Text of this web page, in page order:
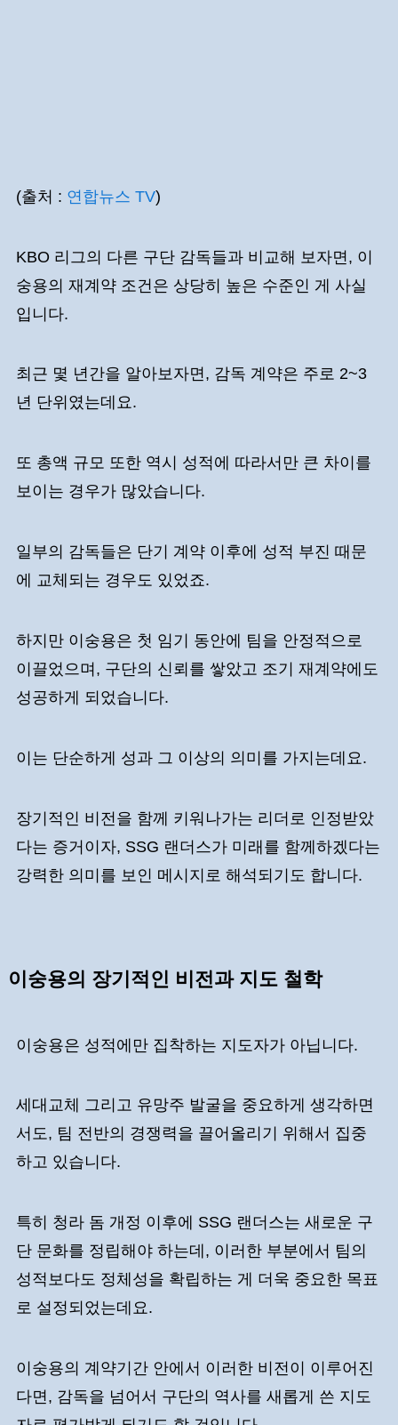
(출처 : 연합뉴스 TV)
KBO 리그의 다른 구단 감독들과 비교해 보자면, 이
숭용의 재계약 조건은 상당히 높은 수준인 게 사실
입니다.
최근 몇 년간을 알아보자면, 감독 계약은 주로 2~3
년 단위였는데요.
또 총액 규모 또한 역시 성적에 따라서만 큰 차이를
보이는 경우가 많았습니다.
일부의 감독들은 단기 계약 이후에 성적 부진 때문
에 교체되는 경우도 있었죠.
하지만 이숭용은 첫 임기 동안에 팀을 안정적으로
이끌었으며, 구단의 신뢰를 쌓았고 조기 재계약에도
성공하게 되었습니다.
이는 단순하게 성과 그 이상의 의미를 가지는데요.
장기적인 비전을 함께 키워나가는 리더로 인정받았
다는 증거이자, SSG 랜더스가 미래를 함께하겠다는
강력한 의미를 보인 메시지로 해석되기도 합니다.
이숭용의 장기적인 비전과 지도 철학
이숭용은 성적에만 집착하는 지도자가 아닙니다.
세대교체 그리고 유망주 발굴을 중요하게 생각하면
서도, 팀 전반의 경쟁력을 끌어올리기 위해서 집중
하고 있습니다.
특히 청라 돔 개정 이후에 SSG 랜더스는 새로운 구
단 문화를 정립해야 하는데, 이러한 부분에서 팀의
성적보다도 정체성을 확립하는 게 더욱 중요한 목표
로 설정되었는데요.
이숭용의 계약기간 안에서 이러한 비전이 이루어진
다면, 감독을 넘어서 구단의 역사를 새롭게 쓴 지도